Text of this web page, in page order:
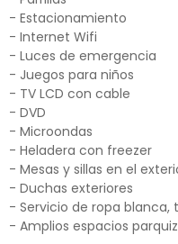
- Estacionamiento
- Internet Wifi
- Luces de emergencia
- Juegos para niños
- TV LCD con cable
- DVD
- Microondas
- Heladera con freezer
- Mesas y sillas en el
- Duchas exteriores
- Servicio de ropa blanca,
- Amplios espacios